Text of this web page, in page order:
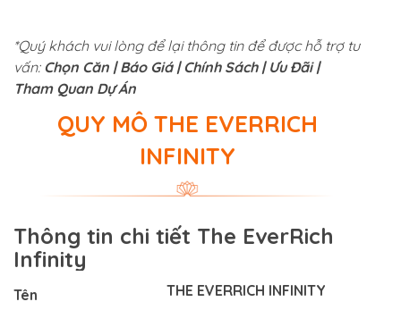
*Quý khách vui lòng để lại thông tin để được hỗ trợ tư
vấn: Chọn Căn | Báo Giá | Chính Sách | Ưu Đãi |
Tham Quan Dự Án
QUY MÔ THE EVERRICH
INFINITY
Thông tin chi tiết The EverRich
Infinity
Tên THE EVERRICH INFINITY